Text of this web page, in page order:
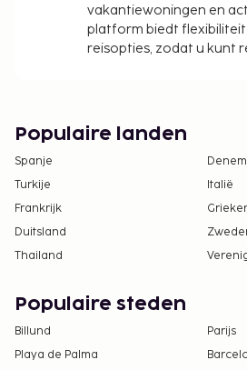
vakantiewoningen en
platform biedt
reisopties, zodat u kunt
Populaire landen
Spanje
Turkije
Italië
Frankrijk
Duitsland
Thailand
Populaire steden
Billund
Parijs
Playa de Palma